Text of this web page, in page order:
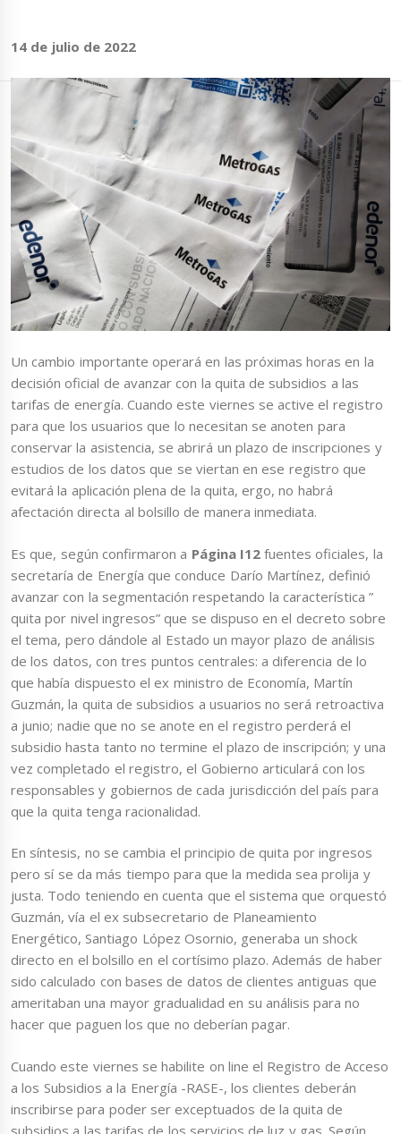
14 de julio de 2022
Un cambio importante operará en las próximas horas en la
decisión oficial de avanzar con la quita de subsidios a las
tarifas de energía. Cuando este viernes se active el registro
para que los usuarios que lo necesitan se anoten para
conservar la asistencia, se abrirá un plazo de inscripciones y
estudios de los datos que se viertan en ese registro que
evitará la aplicación plena de la quita, ergo, no habrá
afectación directa al bolsillo de manera inmediata.
Es que, según confirmaron a Página I12fuentes oficiales, la
secretaría de Energía que conduce Darío Martínez, definió
avanzar con la segmentación respetando la característica ”
quita por nivel ingresos” que se dispuso en el decreto sobre
el tema, pero dándole al Estado un mayor plazo de análisis
de los datos, con tres puntos centrales: a diferencia de lo
que había dispuesto el ex ministro de Economía, Martín
Guzmán, la quita de subsidios a usuarios no será retroactiva
a junio; nadie que no se anote en el registro perderá el
subsidio hasta tanto no termine el plazo de inscripción; y una
vez completado el registro, el Gobierno articulará con los
responsables y gobiernos de cada jurisdicción del país para
que la quita tenga racionalidad.
En síntesis, no se cambia el principio de quita por ingresos
pero sí se da más tiempo para que la medida sea prolija y
justa. Todo teniendo en cuenta que el sistema que orquestó
Guzmán, vía el ex subsecretario de Planeamiento
Energético, Santiago López Osornio, generaba un shock
directo en el bolsillo en el cortísimo plazo. Además de haber
sido calculado con bases de datos de clientes antiguas que
ameritaban una mayor gradualidad en su análisis para no
hacer que paguen los que no deberían pagar.
Cuando este viernes se habilite on line el Registro de Acceso
a los Subsidios a la Energía -RASE-, los clientes deberán
inscribirse para poder ser exceptuados de la quita de
subsidios a las tarifas de los servicios de luz y gas. Según